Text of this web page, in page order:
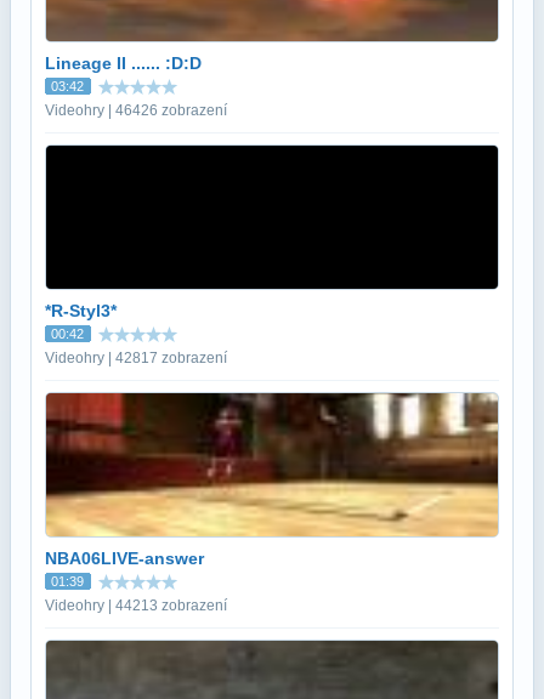
Lineage II ...... :D:D
03:42
Videohry | 46426 zobrazení
*R-Styl3*
00:42
Videohry | 42817 zobrazení
NBA06LIVE-answer
01:39
Videohry | 44213 zobrazení